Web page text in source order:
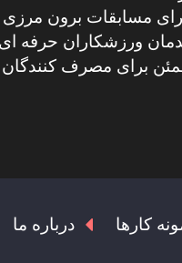
مسابقات برون مرزی
ورزشکاران حرفه ای
برای مصرف کنندگان
کارها درباره ما